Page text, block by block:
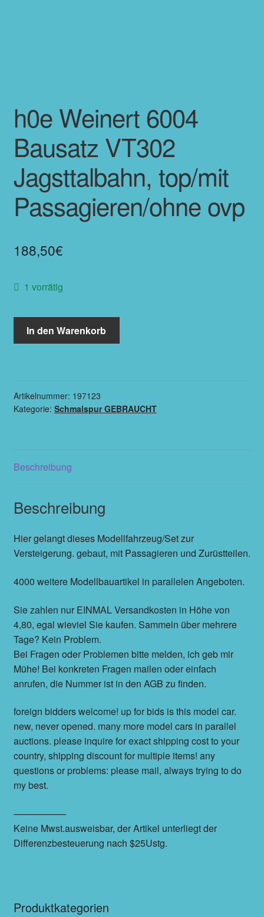
h0e Weinert 6004
Bausatz VT302
Jagsttalbahn, top/mit
Passagieren/ohne ovp
188,50€
1 vorrätig
In den Warenkorb
Artikelnummer: 197123
Kategorie: Schmalspur GEBRAUCHT
Beschreibung
Beschreibung
Hier gelangt dieses Modellfahrzeug/Set zur
Versteigerung. gebaut, mit Passagieren und Zurüstteilen.
4000 weitere Modellbauartikel in parallelen Angeboten.
Sie zahlen nur EINMAL Versandkosten in Höhe von
4,80, egal wieviel Sie kaufen. Sammeln über mehrere
Tage? Kein Problem.
Bei Fragen oder Problemen bitte melden, ich geb mir
Mühe! Bei konkreten Fragen mailen oder einfach
anrufen, die Nummer ist in den AGB zu finden.
foreign bidders welcome! up for bids is this model car.
new, never opened. many more model cars in parallel
auctions. please inquire for exact shipping cost to your
country, shipping discount for multiple items! any
questions or problems: please mail, always trying to do
my best.
—————–
Keine Mwst.ausweisbar, der Artikel unterliegt der
Differenzbesteuerung nach $25Ustg.
Produktkategorien